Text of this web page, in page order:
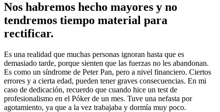
Nos habremos hecho mayores y no
tendremos tiempo material para
rectificar.
Es una realidad que muchas personas ignoran hasta que es
demasiado tarde, porque sienten que las fuerzas no les abandonan.
Es como un síndrome de Peter Pan, pero a nivel financiero. Ciertos
errores y a cierta edad, pueden tener graves consecuencias. En mi
caso de dedicación, recuerdo que cuando hice un test de
profesionalismo en el Póker de un mes. Tuve una nefasta por
agotamiento, ya que a la vez trabajaba y dormía muy poco.